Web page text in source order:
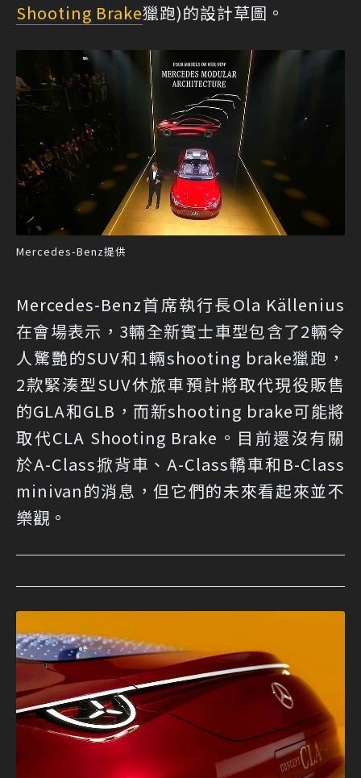
Shooting Brake獵跑)的設計草圖。
Mercedes-Benz提供
Mercedes-Benz首席執行長Ola Källenius
在會場表示，3輛全新賓士車型包含了2輛令
人驚艷的SUV和1輛shooting brake獵跑，
2款緊湊型SUV休旅車預計將取代現役販售
的GLA和GLB，而新shooting brake可能將
取代CLA Shooting Brake。目前還沒有關
於A-Class掀背車、A-Class轎車和B-Class
minivan的消息，但它們的未來看起來並不
樂觀。